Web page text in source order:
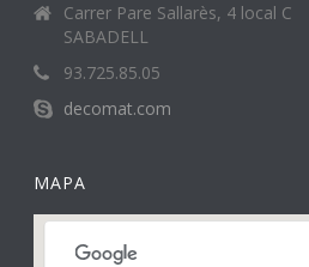
Carrer Pare Sallarès, 4 local C
SABADELL
93.725.85.05
decomat.com
MAPA